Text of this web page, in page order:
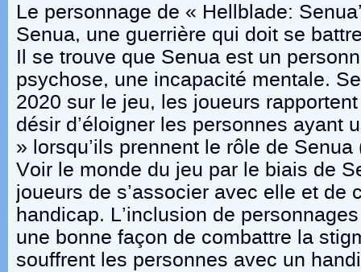
Le personnage de « Hellblade:
Senua, une guerrière qui doit se
Il se trouve que Senua est un
psychose, une incapacité mentale.
2020 sur le jeu, les joueurs
désir d’éloigner les personnes ayant
» lorsqu’ils prennent le rôle de
Voir le monde du jeu par le biais de
joueurs de s’associer avec elle et de
handicap. L’inclusion de
une bonne façon de combattre la
souffrent les personnes avec un